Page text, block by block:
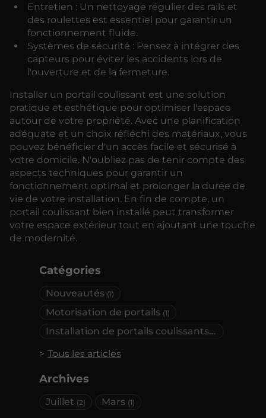
Catégories
Nouveautés (1)
Motorisation de portails (1)
Installation de portails coulissants
(1)
Tous les articles
Archives
Juillet (2) Mars (1)
Entretien : Un nettoyage régulier des rails et
des roulettes est essentiel pour garantir un
fonctionnement fluide.
Systèmes de sécurité : Pensez à intégrer des
capteurs pour éviter les accidents lors de
l'ouverture et de la fermeture.
Installer un portail coulissant est une solution
pratique et esthétique pour optimiser l'espace
autour de votre propriété. Avec une planification
adéquate et un choix réfléchi des matériaux, vous
pouvez bénéficier d'un accès facile et sécurisé à
votre domicile. N'oubliez pas de tenir compte des
aspects techniques pour garantir un
fonctionnement optimal et prolonger la durée de
vie de votre installation. En fin de compte, un
portail coulissant bien installé peut transformer
votre espace extérieur tout en ajoutant une touche
de modernité.